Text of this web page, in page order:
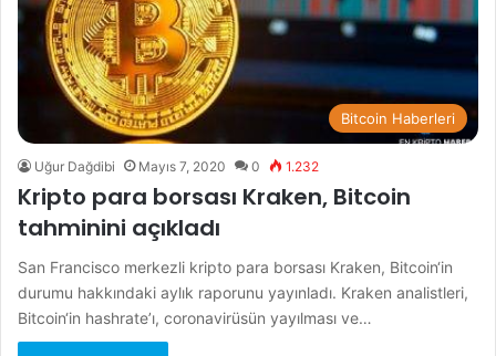
Bitcoin Haberleri
Uğur Dağdibi Mayıs 7, 2020 0 1.232
Kripto para borsası Kraken, Bitcoin
tahminini açıkladı
San Francisco merkezli kripto para borsası Kraken, Bitcoin‘in
durumu hakkındaki aylık raporunu yayınladı. Kraken analistleri,
Bitcoin‘in hashrate’ı, coronavirüsün yayılması ve…